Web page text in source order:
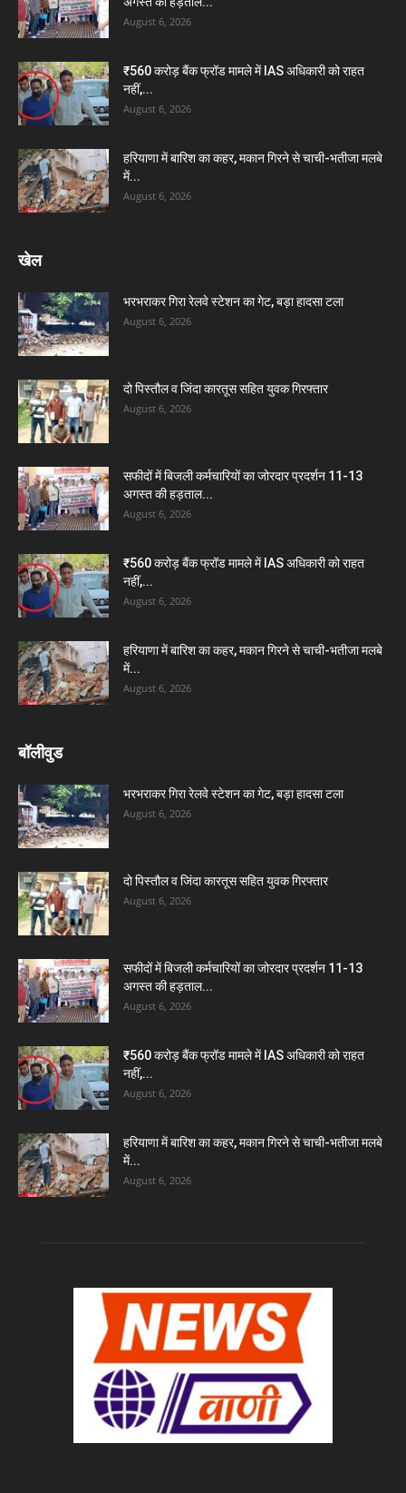
August 6, 2026
₹560 करोड़ बैंक फ्रॉड मामले में IAS अधिकारी को राहत
नहीं,...
August 6, 2026
हरियाणा में बारिश का कहर, मकान गिरने से चाची-भतीजा मलबे
में...
August 6, 2026
खेल
भरभराकर गिरा रेलवे स्टेशन का गेट, बड़ा हादसा टला
August 6, 2026
दो पिस्तौल व जिंदा कारतूस सहित युवक गिरफ्तार
August 6, 2026
सफीदों में बिजली कर्मचारियों का जोरदार प्रदर्शन 11-13
अगस्त की हड़ताल...
August 6, 2026
₹560 करोड़ बैंक फ्रॉड मामले में IAS अधिकारी को राहत
नहीं,...
August 6, 2026
हरियाणा में बारिश का कहर, मकान गिरने से चाची-भतीजा मलबे
में...
August 6, 2026
बॉलीवुड
भरभराकर गिरा रेलवे स्टेशन का गेट, बड़ा हादसा टला
August 6, 2026
दो पिस्तौल व जिंदा कारतूस सहित युवक गिरफ्तार
August 6, 2026
सफीदों में बिजली कर्मचारियों का जोरदार प्रदर्शन 11-13
अगस्त की हड़ताल...
August 6, 2026
₹560 करोड़ बैंक फ्रॉड मामले में IAS अधिकारी को राहत
नहीं,...
August 6, 2026
हरियाणा में बारिश का कहर, मकान गिरने से चाची-भतीजा मलबे
में...
August 6, 2026